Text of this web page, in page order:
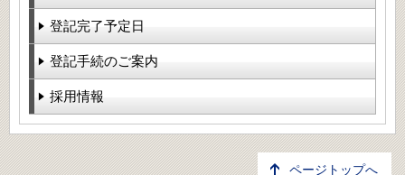
登記完了予定日
登記手続のご案内
採用情報
ページトップへ